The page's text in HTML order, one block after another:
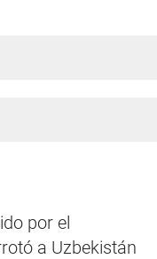
por el
a Uzbekistán